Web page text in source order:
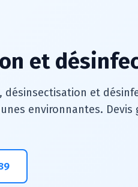
et
désinsectisation et
environnantes.